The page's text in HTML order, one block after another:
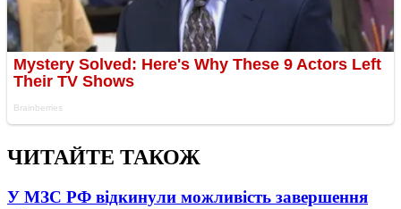
ЧИТАЙТЕ ТАКОЖ
У МЗС РФ відкинули можливість завершення